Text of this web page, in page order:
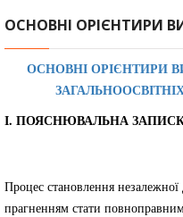
ОСНОВНІ ОРІЄНТИРИ
ОСНОВНІ ОРІЄНТИРИ
І. ПОЯСНЮВАЛЬНА
Процес становлення незалежної
прагненням стати